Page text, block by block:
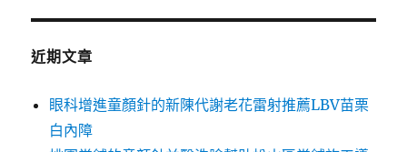
鍵
近期文章
眼科增進童顏針的新陳代謝老花雷射推薦LBV苗栗
白內障